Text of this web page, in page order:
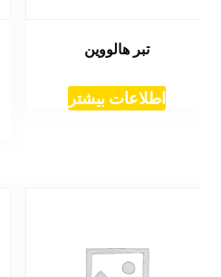
تبر هالووین
اطلاعات بیشتر